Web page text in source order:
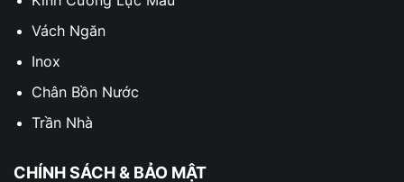
Vách Ngăn
Inox
Chân Bồn Nước
Trần Nhà
CHÍNH SÁCH & BẢO MẬT